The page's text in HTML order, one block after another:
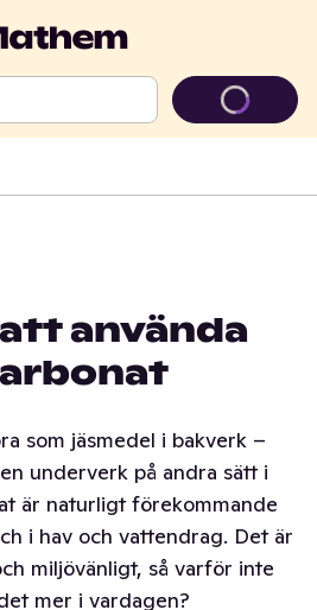
använda
som jäsmedel i bakverk –
underverk på andra sätt i
är naturligt förekommande
i hav och vattendrag. Det är
miljövänligt, så varför inte
mer i vardagen?